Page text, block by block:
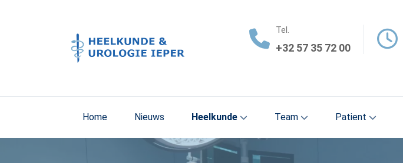
Tel.
+32 57 35 72 00
Home Nieuws Heelkunde Team Patient